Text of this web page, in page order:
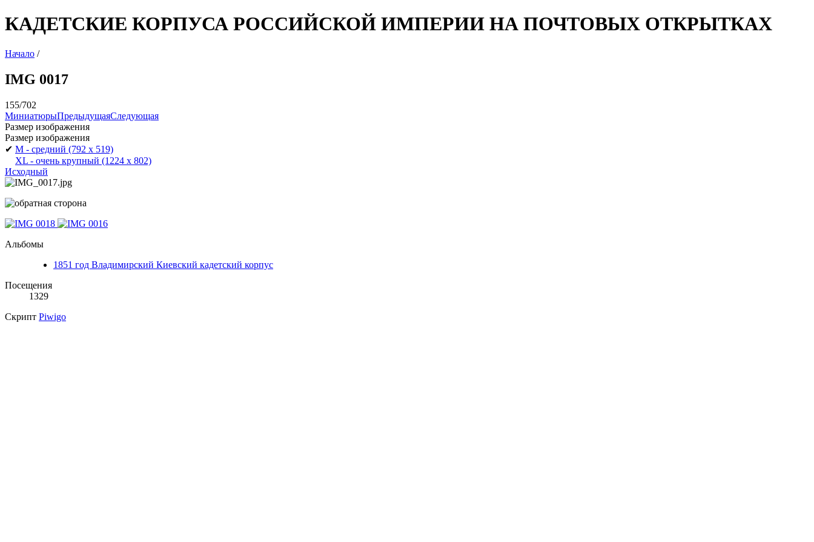
КАДЕТСКИЕ КОРПУСА РОССИЙСКОЙ ИМПЕРИИ НА ПОЧТОВЫХ ОТКРЫТКАХ
Начало /
IMG 0017
155/702
МиниатюрыПредыдущаяСледующая
Размер изображения
Размер изображения
✔ M - средний (792 x 519)
XL - очень крупный (1224 x 802)
Исходный
Альбомы
1851 год Владимирский Киевский кадетский корпус
Посещения
1329
Скрипт Piwigo